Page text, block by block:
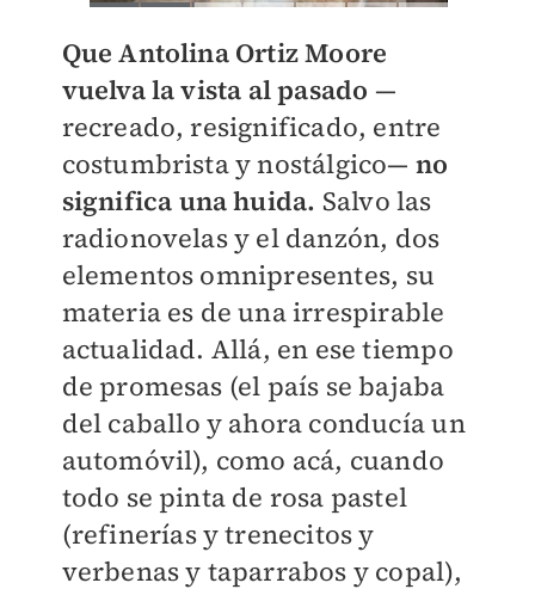
Que Antolina Ortiz Moore
vuelva la vista al pasado —
recreado, resignificado, entre
costumbrista y nostálgico— no
significa una huida. Salvo las
radionovelas y el danzón, dos
elementos omnipresentes, su
materia es de una irrespirable
actualidad. Allá, en ese tiempo
de promesas (el país se bajaba
del caballo y ahora conducía un
automóvil), como acá, cuando
todo se pinta de rosa pastel
(refinerías y trenecitos y
verbenas y taparrabos y copal),